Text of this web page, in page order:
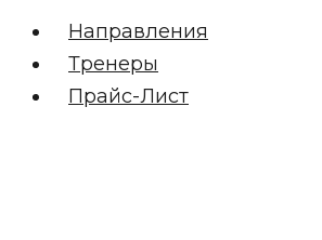
Направления
Тренеры
Прайс-Лист